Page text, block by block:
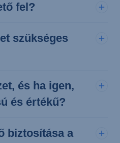
fel?
szükséges
és ha igen,
és értékű?
biztosítása a